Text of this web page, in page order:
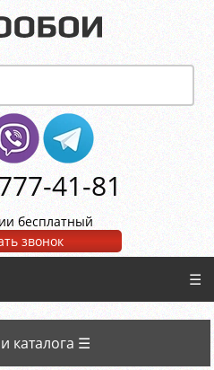
41-81
бесплатный
звонок
☰
каталога ☰